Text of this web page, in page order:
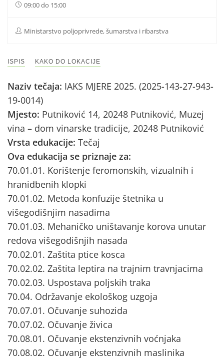
09:00 do 15:00
Ministarstvo poljoprivrede, šumarstva i ribarstva
ISPIS KAKO DO LOKACIJE
Naziv tečaja: IAKS MJERE 2025. (2025-143-27-943-
19-0014)
Mjesto: Putniković 14, 20248 Putniković, Muzej
vina – dom vinarske tradicije, 20248 Putniković
Vrsta edukacije: Tečaj
Ova edukacija se priznaje za:
70.01.01. Korištenje feromonskih, vizualnih i
hranidbenih klopki
70.01.02. Metoda konfuzije štetnika u
višegodišnjim nasadima
70.01.03. Mehaničko uništavanje korova unutar
redova višegodišnjih nasada
70.02.01. Zaštita ptice kosca
70.02.02. Zaštita leptira na trajnim travnjacima
70.02.03. Uspostava poljskih traka
70.04. Održavanje ekološkog uzgoja
70.07.01. Očuvanje suhozida
70.07.02. Očuvanje živica
70.08.01. Očuvanje ekstenzivnih voćnjaka
70.08.02. Očuvanje ekstenzivnih maslinika